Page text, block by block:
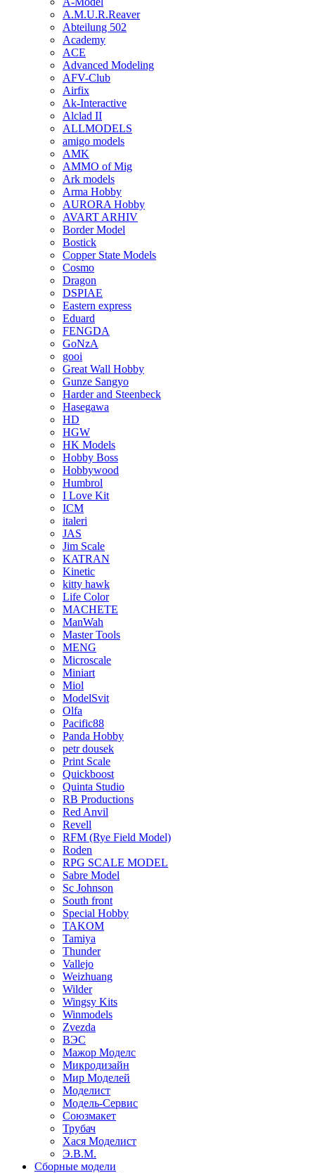
A.M.U.R.Reaver
Abteilung 502
Academy
ACE
Advanced Modeling
AFV-Club
Airfix
Ak-Interactive
Alclad II
ALLMODELS
amigo models
AMK
AMMO of Mig
Ark models
Arma Hobby
AURORA Hobby
AVART ARHIV
Border Model
Bostick
Copper State Models
Cosmo
Dragon
DSPIAE
Eastern express
Eduard
FENGDA
GoNzA
gooi
Great Wall Hobby
Gunze Sangyo
Harder and Steenbeck
Hasegawa
HD
HGW
HK Models
Hobby Boss
Hobbywood
Humbrol
I Love Kit
ICM
italeri
JAS
Jim Scale
KATRAN
Kinetic
kitty hawk
Life Color
MACHETE
ManWah
Master Tools
MENG
Microscale
Miniart
Miol
ModelSvit
Olfa
Pacific88
Panda Hobby
petr dousek
Print Scale
Quickboost
Quinta Studio
RB Productions
Red Anvil
Revell
RFM (Rye Field Model)
Roden
RPG SCALE MODEL
Sabre Model
Sc Johnson
South front
Special Hobby
TAKOM
Tamiya
Thunder
Vallejo
Weizhuang
Wilder
Wingsy Kits
Winmodels
Zvezda
ВЭС
Мажор Моделс
Микродизайн
Мир Моделей
Моделист
Модель-Сервис
Союзмакет
Трубач
Хася Моделист
Э.В.М.
Сборные модели